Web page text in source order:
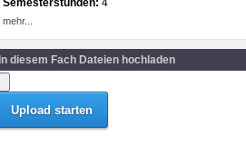
Semesterstunden: 4
mehr...
In diesem Fach Dateien hochladen